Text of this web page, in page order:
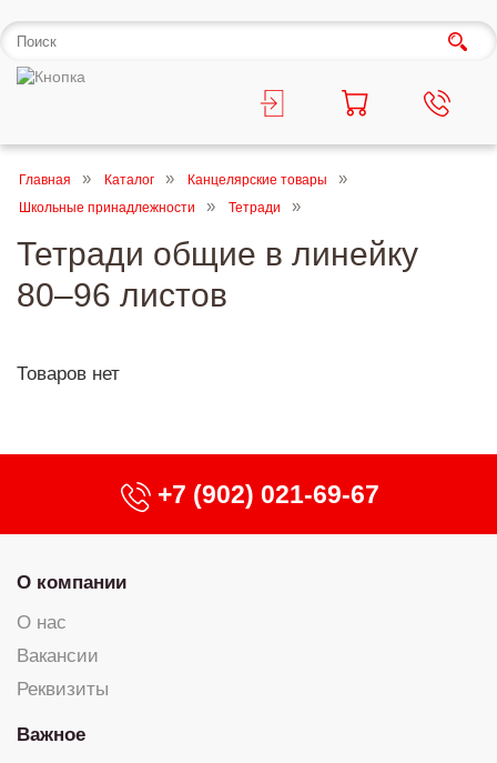
Главная Каталог
Канцелярские товары
Школьные принадлежности
Тетради
Тетради общие в линейку
80–96 листов
Товаров нет
+7 (902) 021-69-67
О компании
О нас
Вакансии
Реквизиты
Важное